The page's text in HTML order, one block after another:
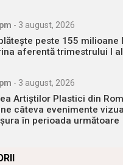
- 3 august, 2026
peste 155 milioane
aferentă trimestrului I
- 3 august, 2026
Artiștilor Plastici din
câteva evenimente
în perioada următoare